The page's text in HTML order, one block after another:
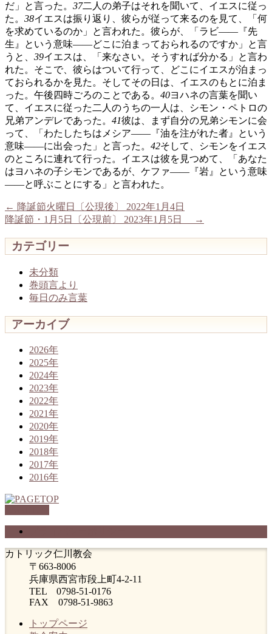
だ」と言った。 37二人の弟子はそれを聞いて、イエスに従っ
た。 38イエスは振り返り、彼らが従って来るのを見て、「何
を求めているのか」と言われた。彼らが、「ラビ――『先
生』という意味――どこに泊まっておられるのですか」と言
うと、 39イエスは、「来なさい。そうすれば分かる」と言わ
れた。そこで、彼らはついて行って、どこにイエスが泊まっ
ておられるかを見た。そしてその日は、イエスのもとに泊ま
った。午後四時ごろのことである。 40ヨハネの言葉を聞い
て、イエスに従った二人のうちの一人は、シモン・ペトロの
兄弟アンデレであった。 41彼は、まず自分の兄弟シモンに会
って、「わたしたちはメシア――『油を注がれた者』という
意味――に出会った」と言った。 42そして、シモンをイエス
のところに連れて行った。イエスは彼を見つめて、「あなた
はヨハネの子シモンであるが、ケファ――『岩』という意味
――と呼ぶことにする」と言われた。
← 降誕節火曜日〔公現後〕 2022年1月4日
降誕節・1月5日〔公現前〕 2023年1月5日
→
カテゴリー
未分類
巻頭言より
毎日のみ言葉
アーカイブ
2026年
2025年
2024年
2023年
2022年
2021年
2020年
2019年
2018年
2017年
2016年
カトリック仁川教会
〒663-8006
兵庫県西宮市段上町4-2-11
TEL 0798-51-0176
FAX 0798-51-9863
トップページ